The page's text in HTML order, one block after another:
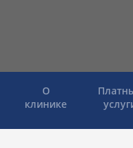
О
клинике